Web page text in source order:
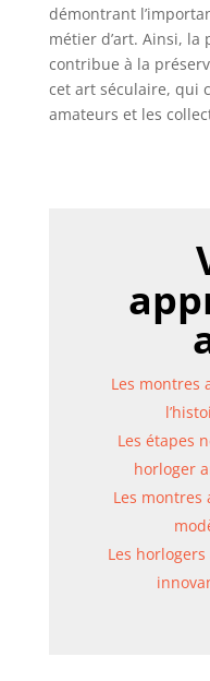
démontrant
métier d’art. Ainsi, la
contribue à la
cet art séculaire, qui
amateurs et les
Les montres
Les étapes
horloger
Les montres
Les